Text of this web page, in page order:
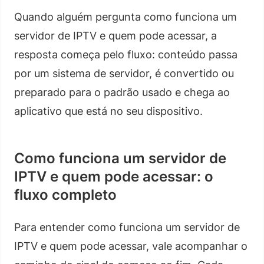
Quando alguém pergunta como funciona um
servidor de IPTV e quem pode acessar, a
resposta começa pelo fluxo: conteúdo passa
por um sistema de servidor, é convertido ou
preparado para o padrão usado e chega ao
aplicativo que está no seu dispositivo.
Como funciona um servidor de
IPTV e quem pode acessar: o
fluxo completo
Para entender como funciona um servidor de
IPTV e quem pode acessar, vale acompanhar o